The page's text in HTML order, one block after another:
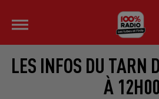
LES INFOS DU
À 12H00